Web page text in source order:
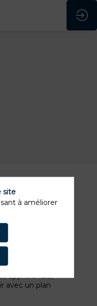
clés en
financiers.
et de
la réalité et les
Nos études,
approfondie,
avec un plan
site
à améliorer